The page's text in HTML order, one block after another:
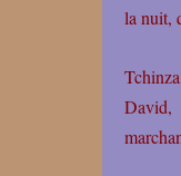
la nuit,
David,